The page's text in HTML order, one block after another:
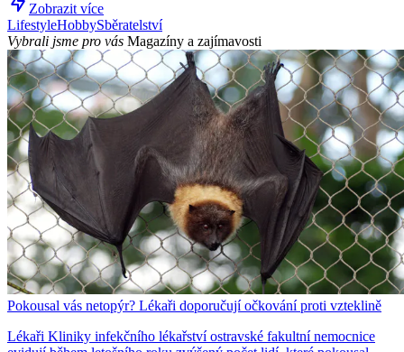
Zobrazit více
LifestyleHobbySběratelství
Vybrali jsme pro vás Magazíny a zajímavosti
Pokousal vás netopýr? Lékaři doporučují očkování proti vzteklině
Lékaři Kliniky infekčního lékařství ostravské fakultní nemocnice